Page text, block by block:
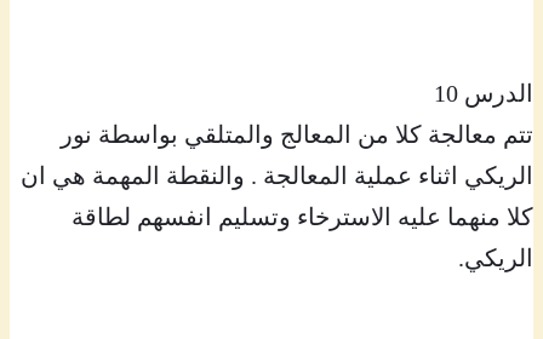
الدرس 10
تتم معالجة كلا من المعالج والمتلقي بواسطة نور
الريكي اثناء عملية المعالجة . والنقطة المهمة هي ان
كلا منهما عليه الاسترخاء وتسليم انفسهم لطاقة
الريكي.